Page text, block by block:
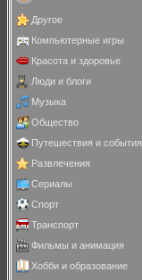
Другое
Компьютерные игры
Красота и здоровье
Люди и блоги
Музыка
Общество
Путешествия и события
Развлечения
Сериалы
Спорт
Транспорт
Фильмы и анимация
Хобби и образование